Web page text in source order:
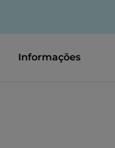
Informações